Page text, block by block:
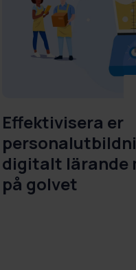
Effektivisera er
digitalt lärande
på golvet